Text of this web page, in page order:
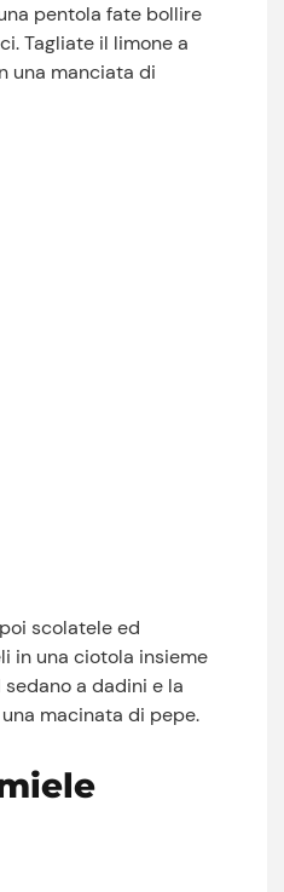
pentola fate bollire
Tagliate il limone a
una manciata di
scolatele ed
in una ciotola insieme
a dadini e la
macinata di pepe.